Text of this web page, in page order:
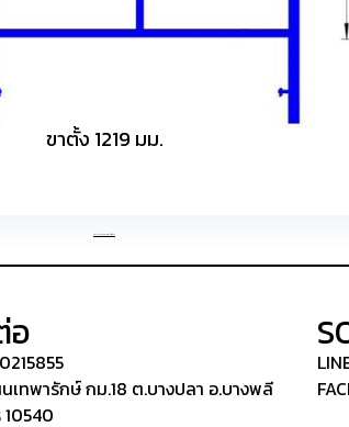
ขาตั้ง 1219 มม.
อ
เทพารักษ์ กม.18 ต.บางปลา อ.บางพลี